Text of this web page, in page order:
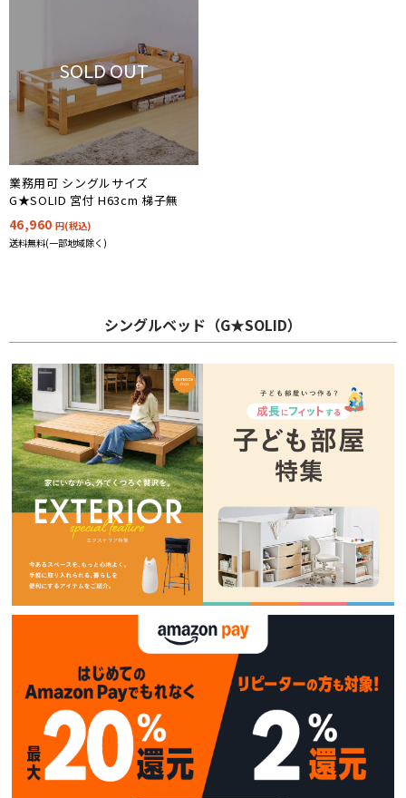
SOLD OUT
業務用可 シングルサイズ
G★SOLID 宮付 H63cm 梯子無
46,960 円(税込)
送料無料(一部地域除く)
シングルベッド（G★SOLID）